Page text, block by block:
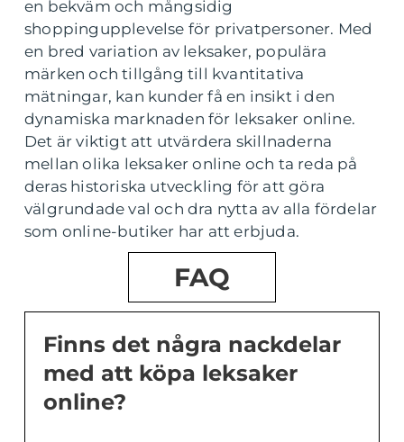
en bekväm och mångsidig
shoppingupplevelse för privatpersoner. Med
en bred variation av leksaker, populära
märken och tillgång till kvantitativa
mätningar, kan kunder få en insikt i den
dynamiska marknaden för leksaker online.
Det är viktigt att utvärdera skillnaderna
mellan olika leksaker online och ta reda på
deras historiska utveckling för att göra
välgrundade val och dra nytta av alla fördelar
som online-butiker har att erbjuda.
FAQ
Finns det några nackdelar
med att köpa leksaker
online?